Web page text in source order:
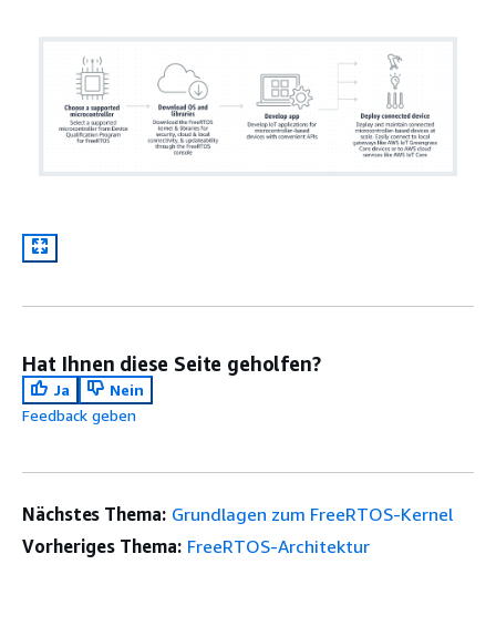
Hat Ihnen diese Seite geholfen?
Ja
Nein
Feedback geben
Nächstes Thema: Grundlagen zum FreeRTOS-Kernel
Vorheriges Thema: FreeRTOS-Architektur